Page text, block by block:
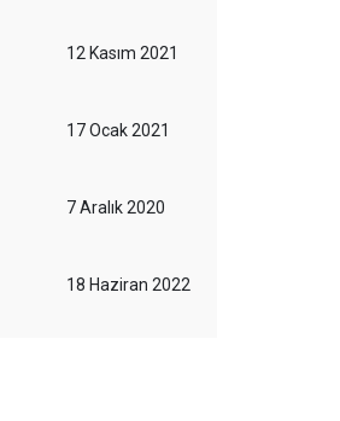
12 Kasım 2021
17 Ocak 2021
7 Aralık 2020
18 Haziran 2022